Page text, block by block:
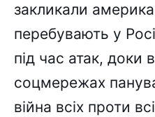
закликали
перебувають у
під час атак, доки
соцмережах
війна всіх проти